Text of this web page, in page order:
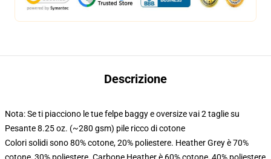
Descrizione
Nota: Se ti piacciono le tue felpe baggy e oversize vai 2 taglie su
Pesante 8.25 oz. (~280 gsm) pile ricco di cotone
Colori solidi sono 80% cotone, 20% poliestere. Heather Grey è 70%